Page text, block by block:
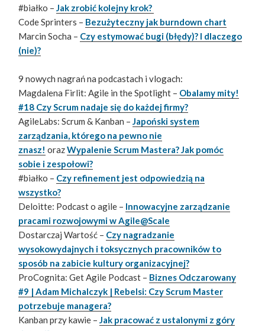
#białko –Jak zrobić kolejny krok?
Code Sprinters – Bezużyteczny jak burndown chart
Marcin Socha – Czy estymować bugi (błędy)? I dlaczego
(nie)?
9 nowych nagrań na podcastach i vlogach:
Magdalena Firlit: Agile in the Spotlight – Obalamy mity!
#18 Czy Scrum nadaje się do każdej firmy?
AgileLabs: Scrum & Kanban –Japoński system
zarządzania, którego na pewno nie
znasz! orazWypalenie Scrum Mastera? Jak pomóc
sobie i zespołowi?
#białko – Czy refinement jest odpowiedzią na
wszystko?
Deloitte: Podcast o agile – Innowacyjne zarządzanie
pracami rozwojowymi w Agile@Scale
Dostarczaj Wartość – Czy nagradzanie
wysokowydajnych i toksycznych pracowników to
sposób na zabicie kultury organizacyjnej?
ProCognita: Get Agile Podcast – Biznes Odczarowany
#9 | Adam Michalczyk | Rebelsi: Czy Scrum Master
potrzebuje managera?
Kanban przy kawie –Jak pracować z ustalonymi z góry